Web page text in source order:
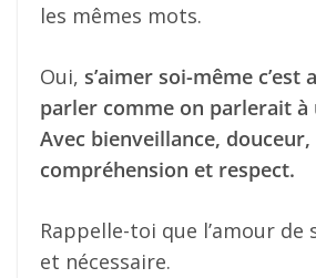
les mêmes mots.
Oui, s’aimer soi-même c’est
parler comme on parlerait à
Avec bienveillance, douceur,
compréhension et respect.
Rappelle-toi que l’amour
et nécessaire.